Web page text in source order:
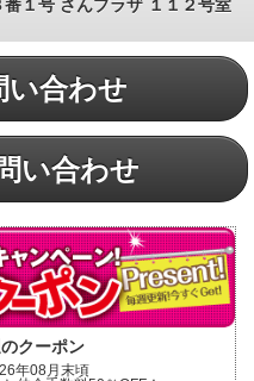
１号 さんプラザ １１２号室
い合わせ
い合わせ
クーポン
年08月末頃